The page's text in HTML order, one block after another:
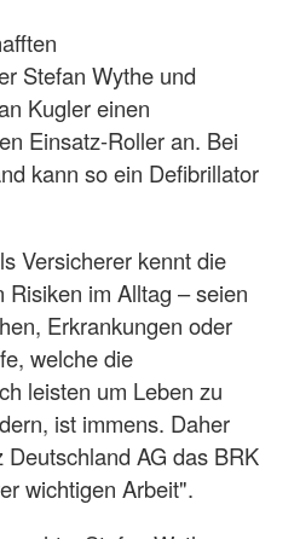
Stefan Wythe und
Kugler einen
Einsatz-Roller an. Bei
kann so ein Defibrillator
Versicherer kennt die
im Alltag – seien
Erkrankungen oder
welche die
leisten um Leben zu
ist immens. Daher
AG das BRK
wichtigen Arbeit".